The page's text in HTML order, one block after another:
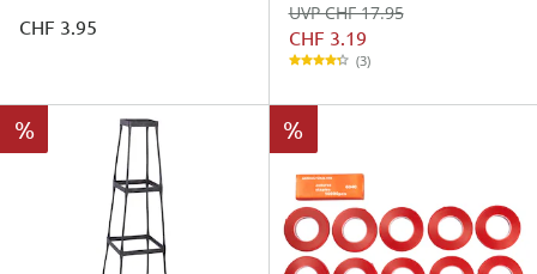
CHF 3.95 CHF 3.19
UVP CHF 17.95
(3)
% %